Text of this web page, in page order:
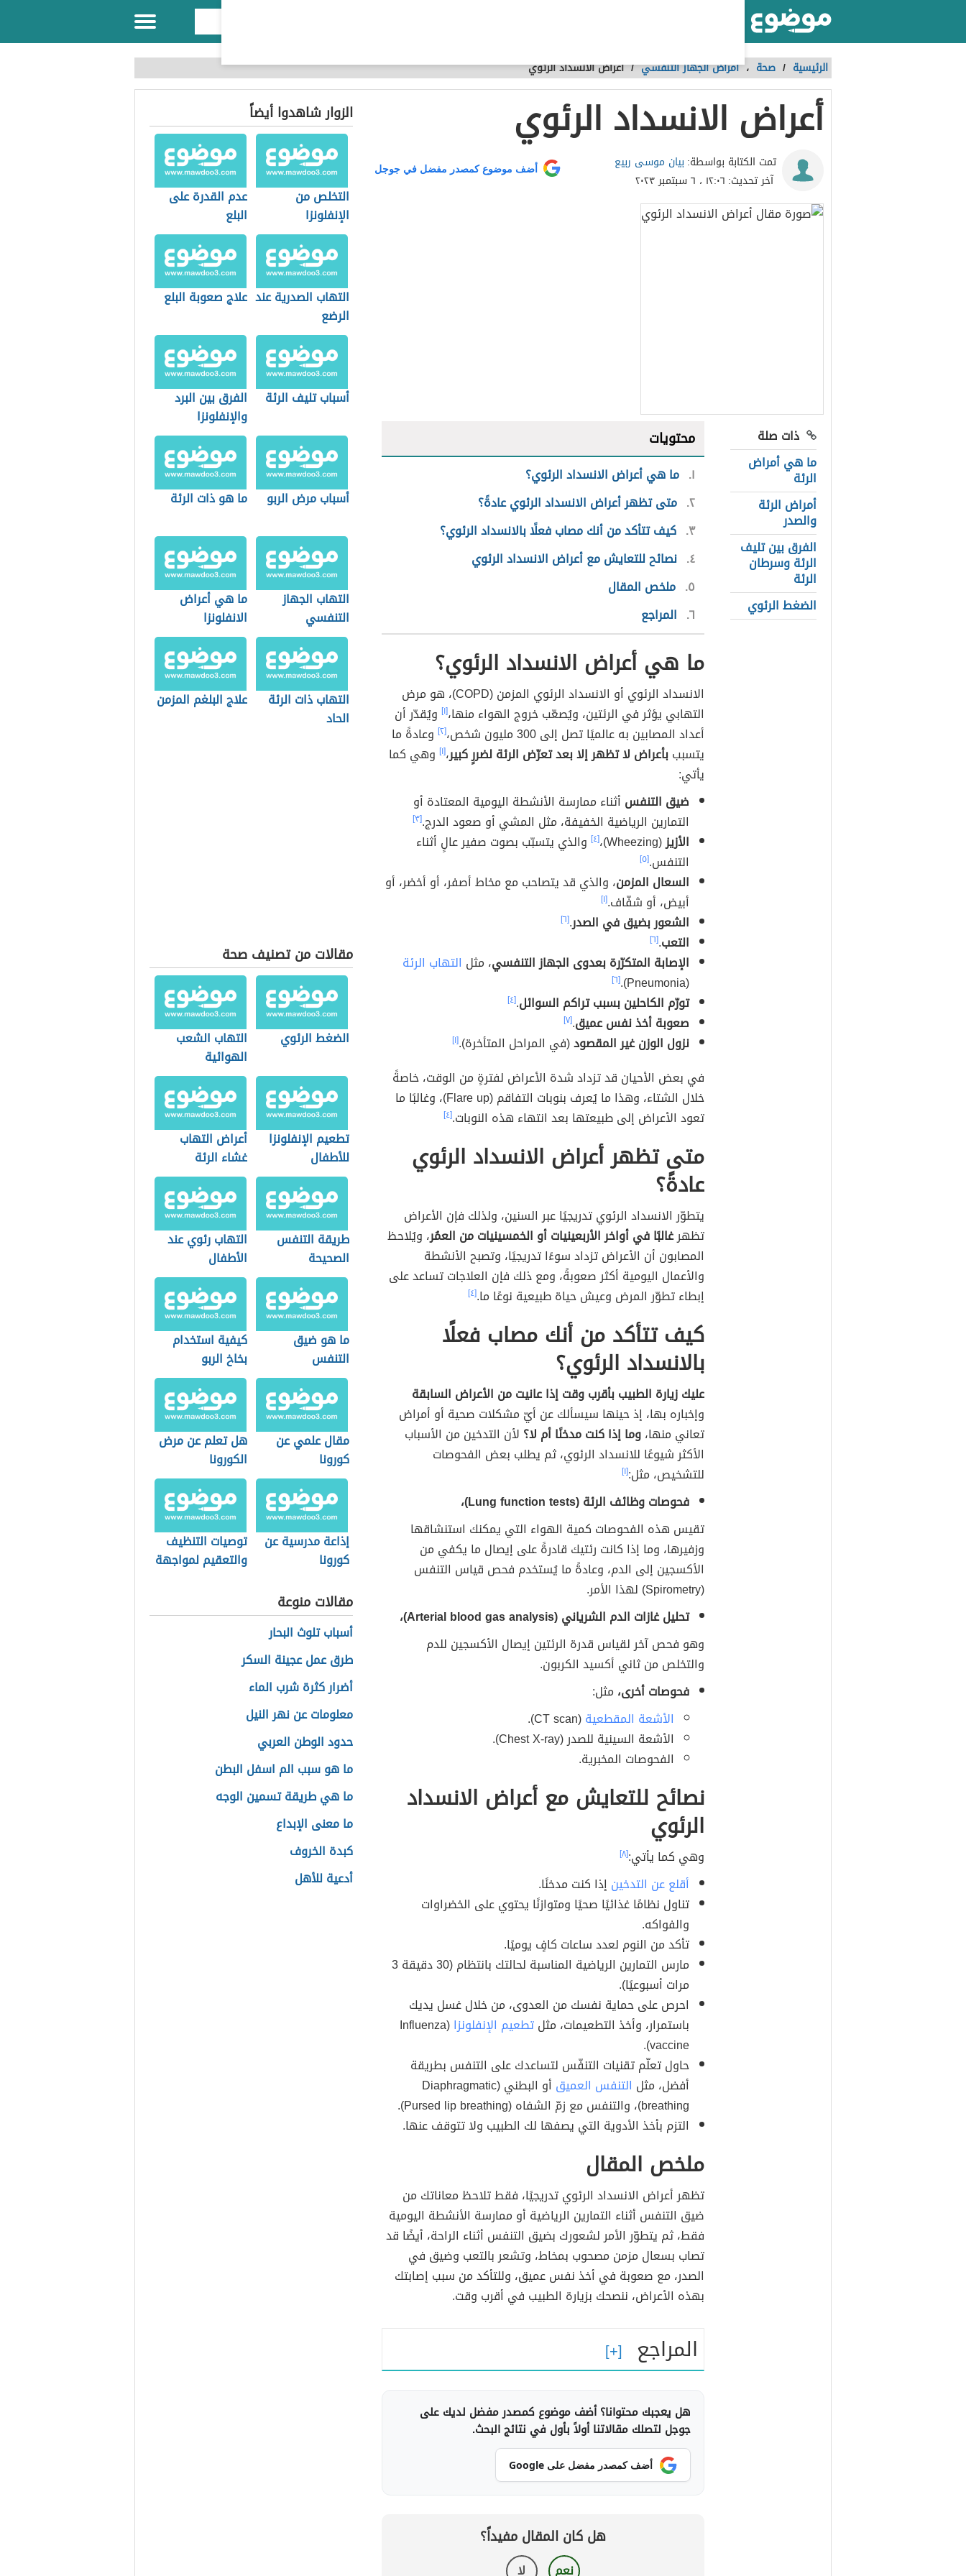
الرئيسية / صحة ،أمراض الجهاز التنفسي /أعراض الانسداد الرئوي
أعراض الانسداد الرئوي
تمت الكتابة بواسطة: بيان موسى ربيع
آخر تحديث: ١٢:٠٦ ، ٦ سبتمبر ٢٠٢٣
أضف موضوع كمصدر مفضل في جوجل
ذات صلة
ما هي أمراض
الرئة
أمراض الرئة
والصدر
الفرق بين تليف
الرئة وسرطان
الرئة
الضغط الرئوي
محتويات
١ ما هي أعراض الانسداد الرئوي؟
٢ متى تظهر أعراض الانسداد الرئوي عادةً؟
٣ كيف تتأكد من أنك مصاب فعلًا بالانسداد الرئوي؟
٤ نصائح للتعايش مع أعراض الانسداد الرئوي
٥ ملخص المقال
٦ المراجع
ما هي أعراض الانسداد الرئوي؟
الانسداد الرئوي أو الانسداد الرئوي المزمن (COPD)، هو مرض
التهابي يؤثر في الرئتين، ويُصعّب خروج الهواء منها،[١] ويُقدّر أن
أعداد المصابين به عالميًا تصل إلى 300 مليون شخص،
[٢]
وعادةً ما
يتسبببأعراض لا تظهر إلا بعد تعرّض الرئة لضررٍ كبير،[١] وهي كما
يأتي:
ضيق التنفس أثناء ممارسة الأنشطة اليومية المعتادة أو
التمارين الرياضية الخفيفة، مثل المشي أو صعود الدرج.[٣]
الأزيز(Wheezing)، [٤]
والذي يتسبّب بصوت صفير عالٍ أثناء
التنفس.[٥]
السعال المزمن، والذي قد يتصاحب مع مخاط أصفر، أو أخضر، أو
أبيض، أو شفّاف.[١]
الشعور بضيق في الصدر.[٦]
التعب.[٦]
الإصابة المتكرّرة بعدوى الجهاز التنفسي، مثل التهاب الرئة
(Pneumonia).
[٦]
تورّم الكاحلين بسبب تراكم السوائل.[٤]
صعوبة أخذ نفس عميق.[٧]
نزول الوزن غير المقصود(في المراحل المتأخرة).[١]
في بعض الأحيان قد تزداد شدة الأعراض لفترةٍ من الوقت، خاصةً
خلال الشتاء، وهذا ما يُعرف بنوبات التفاقم (Flare up)، وغالبًا ما
تعود الأعراض إلى طبيعتها بعد انتهاء هذه النوبات.[٤]
متى تظهر أعراض الانسداد الرئوي
عادةً؟
يتطوّر الانسداد الرئوي تدريجيًا عبر السنين، ولذلك فإن الأعراض
تظهرغالبًا في أواخر الأربعينيات أو الخمسينيات من العمُر، ويُلاحظ
المصابون أن الأعراض تزداد سوءًا تدريجيًا، وتصبح الأنشطة
والأعمال اليومية أكثر صعوبةً، ومع ذلك فإن العلاجات تساعد على
إبطاء تطوّر المرض وعيش حياة طبيعية نوعًا ما.[٤]
كيف تتأكد من أنك مصاب فعلًا
بالانسداد الرئوي؟
عليك زيارة الطبيب بأقرب وقت إذا عانيت من الأعراض السابقة
وإخباره بها، إذ حينها سيسألك عن أيّ مشكلات صحية أو أمراض
تعاني منها،وما إذا كنت مدخنًا أم لا؟ لأن التدخين من الأسباب
الأكثر شيوعًا للانسداد الرئوي، ثم يطلب بعض الفحوصات
للتشخيص، مثل:[١]
فحوصات وظائف الرئة (Lung function tests)،
تقيس هذه الفحوصات كمية الهواء التي يمكنك استنشاقها
وزفيرها، وما إذا كانت رئتيك قادرةً على إيصال ما يكفي من
الأكسجين إلى الدم، وعادةً ما يُستخدم فحص قياس التنفس
(Spirometry) لهذا الأمر.
تحليل غازات الدم الشرياني (Arterial blood gas analysis)،
وهو فحص آخر لقياس قدرة الرئتين إيصال الأكسجين للدم
والتخلص من ثاني أكسيد الكربون.
فحوصات أخرى، مثل:
الأشعة المقطعية(CT scan).
الأشعة السينية للصدر (Chest X-ray).
الفحوصات المخبرية.
نصائح للتعايش مع أعراض الانسداد
الرئوي
وهي كما يأتي:[٨]
أقلع عن التدخين إذا كنت مدخنًا.
تناول نظامًا غذائيًا صحيًا ومتوازنًا يحتوي على الخضراوات
والفواكه.
تأكد من النوم لعدد ساعات كافٍ يوميًا.
مارس التمارين الرياضية المناسبة لحالتك بانتظام (30 دقيقة 3
مرات أسبوعيًا).
احرص على حماية نفسك من العدوى، من خلال غسل يديك
باستمرار، وأخذ التطعيمات، مثلتطعيم الإنفلونزا (Influenza
vaccine).
حاول تعلّم تقنيات التنفّس لتساعدك على التنفس بطريقة
أفضل، مثل التنفس العميق
أو البطني (Diaphragmatic
breathing)، والتنفس مع زمّ الشفاه (Pursed lip breathing).
التزم بأخذ الأدوية التي يصفها لك الطبيب ولا تتوقف عنها.
ملخص المقال
تظهر أعراض الانسداد الرئوي تدريجيًا، فقط تلاحظ معاناتك من
ضيق التنفس أثناء التمارين الرياضية أو ممارسة الأنشطة اليومية
فقط، ثم يتطوّر الأمر لشعورك بضيق التنفس أثناء الراحة، أيضًا قد
تصاب بسعال مزمن مصحوب بمخاط، وتشعر بالتعب وضيق في
الصدر، مع صعوبة في أخذ نفس عميق، وللتأكد من سبب إصابتك
بهذه الأعراض، ننصحك بزيارة الطبيب في أقرب وقت.
المراجع
هل يعجبك محتوانا؟ أضف موضوع كمصدر مفضل لديك على
جوجل لتصلك مقالاتنا أولاً بأول في نتائج البحث.
أضف كمصدر مفضل على Google
هل كان المقال مفيداً؟
نعم لا
الزوار شاهدوا أيضاً
التخلص من
الإنفلونزا
عدم القدرة على
البلع
التهاب الصدرية عند
الرضع
علاج صعوبة البلع
أسباب تليف الرئة
الفرق بين البرد
والإنفلونزا
أسباب مرض الربو ما هو ذات الرئة
التهاب الجهاز
التنفسي
ما هي أعراض
الانفلونزا
التهاب ذات الرئة
الحاد
علاج البلغم المزمن
مقالات من تصنيف صحة
الضغط الرئوي
التهاب الشعب
الهوائية
تطعيم الإنفلونزا
للأطفال
أعراض التهاب
غشاء الرئة
طريقة التنفس
الصحيحة
التهاب رئوي عند
الأطفال
ما هو ضيق
التنفس
كيفية استخدام
بخاخ الربو
مقال علمي عن
كورونا
هل تعلم عن مرض
الكورونا
إذاعة مدرسية عن
كورونا
توصيات التنظيف
والتعقيم لمواجهة
مقالات منوعة
أسباب تلوث البحار
طرق عمل عجينة السكر
أضرار كثرة شرب الماء
معلومات عن نهر النيل
حدود الوطن العربي
ما هو سبب الم اسفل البطن
ما هي طريقة تسمين الوجه
ما معنى الإبداع
كبدة الخروف
أدعية للأهل